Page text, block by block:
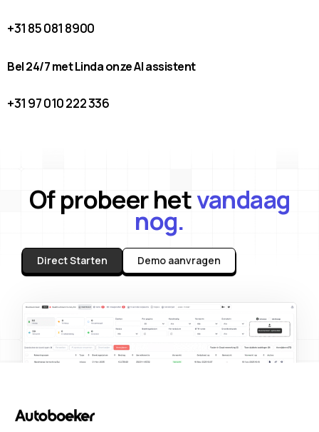
+31 85 081 8900
Bel 24/7 met Linda onze AI assistent
+31 97 010 222 336
Of probeer hetvandaag
nog.
Direct Starten Demo aanvragen